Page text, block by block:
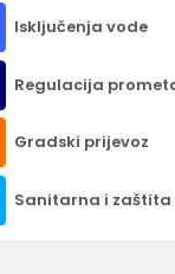
Isključenja vode
Regulacija
Gradski prijevoz
Sanitarna i zaštita